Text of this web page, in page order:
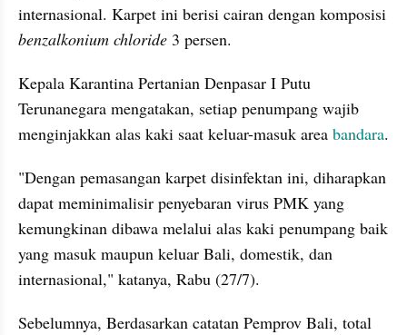
benzalkonium chloride 3 persen.
Kepala Karantina Pertanian Denpasar I Putu
Terunanegara mengatakan, setiap penumpang wajib
menginjakkan alas kaki saat keluar-masuk area bandara.
"Dengan pemasangan karpet disinfektan ini, diharapkan
dapat meminimalisir penyebaran virus PMK yang
kemungkinan dibawa melalui alas kaki penumpang baik
yang masuk maupun keluar Bali, domestik, dan
internasional," katanya, Rabu (27/7).
Sebelumnya, Berdasarkan catatan Pemprov Bali, total